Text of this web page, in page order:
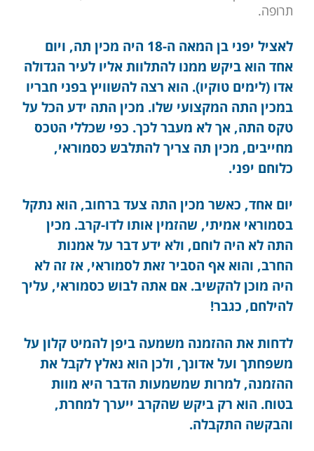
תרופה.
לאציל יפני בן המאה ה-18 היה מכין תה, ויום
אחד הוא ביקש ממנו להתלוות אליו לעיר הגדולה
אדו (לימים טוקיו). הוא רצה להשוויץ בפני חבריו
במכין התה המקצועי שלו. מכין התה ידע הכל על
טקס התה, אך לא מעבר לכך. כפי שכללי הטכס
מחייבים, מכין תה צריך להתלבש כסמוראי,
כלוחם יפני.
יום אחד, כאשר מכין התה צעד ברחוב, הוא נתקל
בסמוראי אמיתי, שהזמין אותו לדו-קרב. מכין
התה לא היה לוחם, ולא ידע דבר על אמנות
החרב, והוא אף הסביר זאת לסמוראי, אז זה לא
היה מוכן להקשיב. אם אתה לבוש כסמוראי, עליך
להילחם, כגבר!
לדחות את ההזמנה משמעה ביפן להמיט קלון על
משפחתך ועל אדונך, ולכן הוא נאלץ לקבל את
ההזמנה, למרות שמשמעות הדבר היא מוות
בטוח. הוא רק ביקש שהקרב ייערך למחרת,
והבקשה התקבלה.